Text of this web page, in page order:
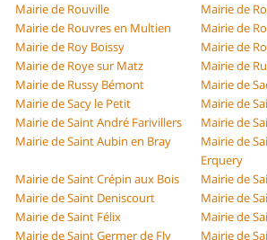
Mairie de Rouville
Mairie de
Mairie de Rouvres en Multien
Mairie de
Mairie de Roy Boissy
Mairie de
Mairie de Roye sur Matz
Mairie de
Mairie de Russy Bémont
Mairie de
Mairie de Sacy le Petit
Mairie de
Mairie de Saint André Farivillers
Mairie de
Mairie de Saint Aubin en Bray
Mairie de
Erquery
Mairie de Saint Crépin aux Bois
Mairie de
Mairie de Saint Deniscourt
Mairie de
Mairie de Saint Félix
Mairie de
Mairie de Saint Germer de Fly
Mairie de